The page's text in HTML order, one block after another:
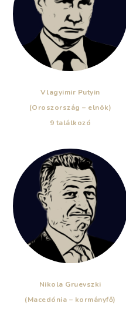
Vlagyimir Putyin
(Oroszország – elnök)
9 találkozó
Nikola Gruevszki
(Macedónia – kormányfő)